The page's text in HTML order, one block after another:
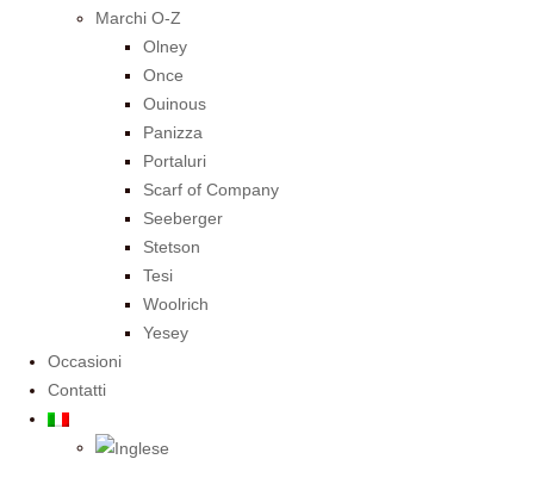
Marchi O-Z
Olney
Once
Ouinous
Panizza
Portaluri
Scarf of Company
Seeberger
Stetson
Tesi
Woolrich
Yesey
Occasioni
Contatti